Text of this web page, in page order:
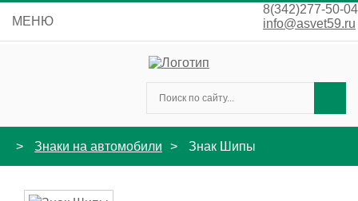
МЕНЮ
8(342)277-50-04
info@asvet59.ru
Знаки на автомобили Знак Шипы